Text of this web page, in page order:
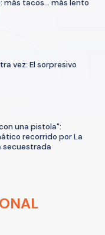
más tacos... más lento
vez: El sorpresivo
una pistola":
recorrido por La
secuestrada